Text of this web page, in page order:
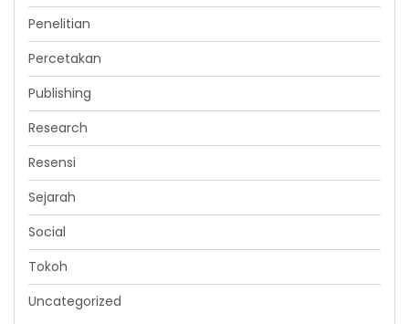
Penelitian
Percetakan
Publishing
Research
Resensi
Sejarah
Social
Tokoh
Uncategorized